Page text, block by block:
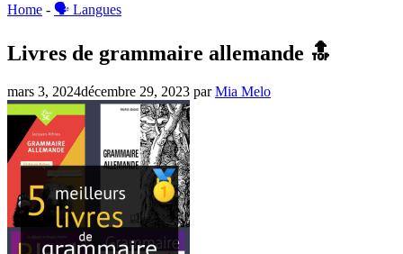
Home - 🗣 Langues
Livres de grammaire allemande 🔝
mars 3, 2024décembre 29, 2023 parMia Melo